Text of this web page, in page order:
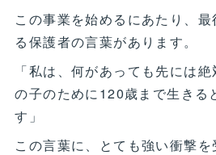
この事業を始めるにあたり、
る保護者の言葉があります。
「私は、何があっても先には
の子のために120歳まで生きる
す」
この言葉に、とても強い衝撃